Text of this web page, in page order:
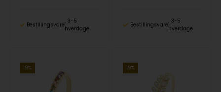
Bestillingsvare
3-5
hverdage
Bestillingsvare
3-5
hverdage
19% 19%